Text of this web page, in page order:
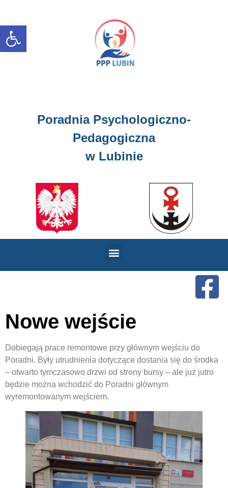
Open toolbar
Poradnia Psychologiczno-
Pedagogiczna
w Lubinie
Nowe wejście
Dobiegają prace remontowe przy głównym wejściu do
Poradni. Były utrudnienia dotyczące dostania się do środka
– otwarto tymczasowo drzwi od strony bursy – ale już jutro
będzie można wchodzić do Poradni głównym
wyremontowanym wejściem.